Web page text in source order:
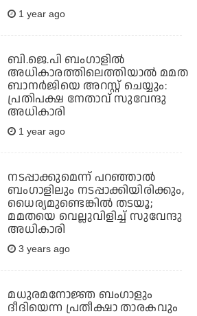
1 year ago
ബി.ജെ.പി ബംഗാളില്‍
അധികാരത്തിലെത്തിയാല്‍ മമത
ബാനര്‍ജിയെ അറസ്റ്റ് ചെയ്യും:
പ്രതിപക്ഷ നേതാവ് സുവേന്ദു
അധികാരി
1 year ago
നടപ്പാക്കുമെന്ന് പറഞ്ഞാല്‍
ബംഗാളിലും നടപ്പാക്കിയിരിക്കും,
ധൈര്യമുണ്ടെങ്കില്‍ തടയൂ;
മമതയെ വെല്ലുവിളിച്ച് സുവേന്ദു
അധികാരി
3 years ago
മധുരമനോജ്ഞ ബംഗാളും
ദീദിയെന്ന പ്രതീക്ഷാ താരകവും